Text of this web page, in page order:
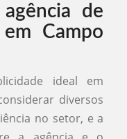
de
Campo
ideal em
diversos
no setor, e a